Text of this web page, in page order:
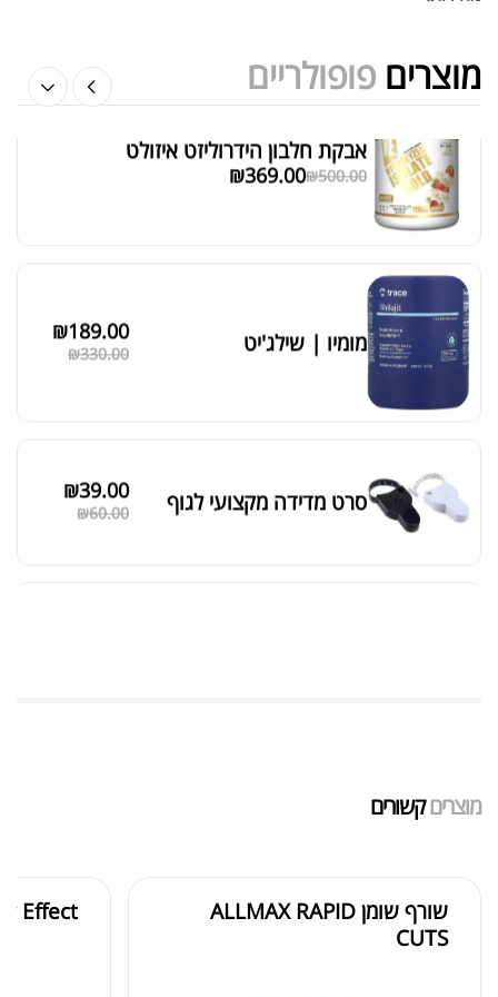
מוצרים פופולריים
מציג 1–6 מתוך 524 תוצאות
סידור ברירת מחדל
אבקת חלבון הידרוליזט איזולט
₪500.00
₪369.00
מומיו | שילג'יט ₪330.00
₪189.00
סרט מדידה מקצועי לגוף ₪60.00
₪39.00
מוצריםקשורים
שורף שומן ALLMAX RAPID
CUTS
Effect